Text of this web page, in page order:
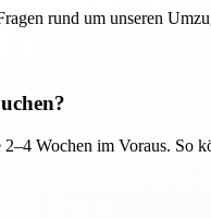
rund um unseren
Wochen im Voraus. So